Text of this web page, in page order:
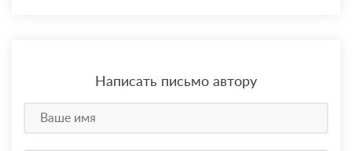
Написать письмо автору